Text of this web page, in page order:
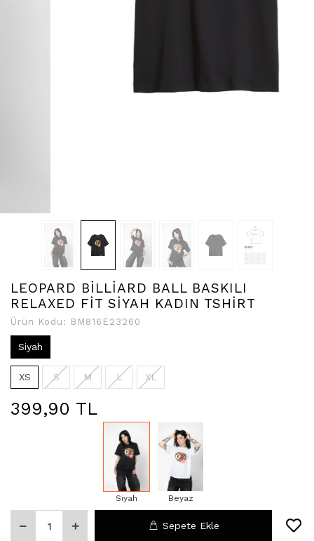
LEOPARD BİLLİARD BALL BASKILI
RELAXED FİT SİYAH KADIN TSHİRT
Ürün Kodu: BM816E23260
Siyah
XS S M L XL
399,90 TL
Siyah Beyaz
Sepete Ekle